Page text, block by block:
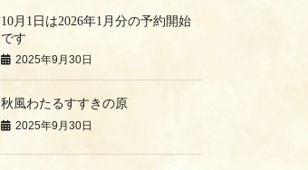
10月1日は2026年1月分の予約開始
です
2025年9月30日
秋風わたるすすきの原
2025年9月30日